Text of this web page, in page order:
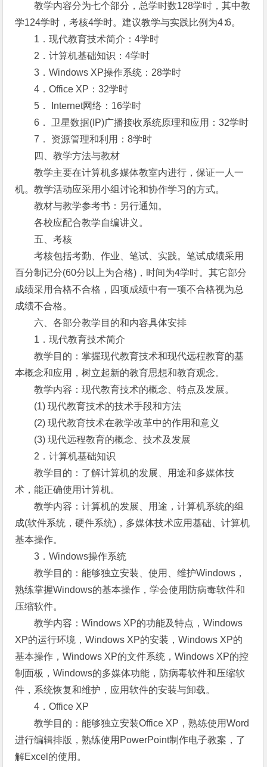
教学内容分为七个部分，总学时数128学时，其中教
学124学时，考核4学时。建议教学与实践比例为4∶6。
1．现代教育技术简介：4学时
2．计算机基础知识：4学时
3．Windows XP操作系统：28学时
4．Office XP：32学时
5． Internet网络：16学时
6． 卫星数据(IP)广播接收系统原理和应用：32学时
7． 资源管理和利用：8学时
四、教学方法与教材
教学主要在计算机多媒体教室内进行，保证一人一
机。教学活动应采用小组讨论和协作学习的方式。
教材与教学参考书：另行通知。
各校应配合教学自编讲义。
五、考核
考核包括考勤、作业、笔试、实践。笔试成绩采用
百分制记分(60分以上为合格)，时间为4学时。其它部分
成绩采用合格不合格，四项成绩中有一项不合格视为总
成绩不合格。
六、各部分教学目的和内容具体安排
1．现代教育技术简介
教学目的：掌握现代教育技术和现代远程教育的基
本概念和应用，树立起新的教育思想和教育观念。
教学内容：现代教育技术的概念、特点及发展。
(1) 现代教育技术的技术手段和方法
(2) 现代教育技术在教学改革中的作用和意义
(3) 现代远程教育的概念、技术及发展
2．计算机基础知识
教学目的：了解计算机的发展、用途和多媒体技
术，能正确使用计算机。
教学内容：计算机的发展、用途，计算机系统的组
成(软件系统，硬件系统)，多媒体技术应用基础、计算机
基本操作。
3．Windows操作系统
教学目的：能够独立安装、使用、维护Windows，
熟练掌握Windows的基本操作，学会使用防病毒软件和
压缩软件。
教学内容：Windows XP的功能及特点，Windows
XP的运行环境，Windows XP的安装，Windows XP的
基本操作，Windows XP的文件系统，Windows XP的控
制面板，Windows的多媒体功能，防病毒软件和压缩软
件，系统恢复和维护，应用软件的安装与卸载。
4．Office XP
教学目的：能够独立安装Office XP，熟练使用Word
进行编辑排版，熟练使用PowerPoint制作电子教案，了
解Excel的使用。